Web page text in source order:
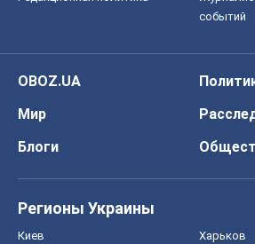
событий
OBOZ.UA
Мир
Блоги
Регионы Украины
Киев Харьков